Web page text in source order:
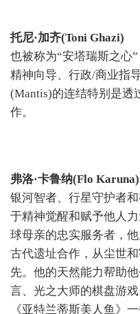
托尼·加齐(Toni Ghazi)
也被称为“安塔瑞斯之心
精神向导、行政/商业指
(Mantis)的连结特别是透
作。
弗洛·卡鲁纳(Flo Karuna)
银河智者、行星守护者
于精神觉醒和赋予他人
球母亲的忠实服务者，
古代遗址合作，从尘世
先。他的天然能力帮助
言、光之大师的棋盘游
《亚特兰蒂斯美人鱼》